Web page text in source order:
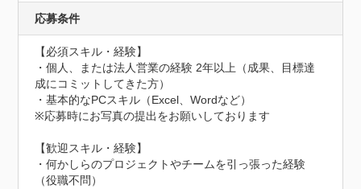
応募条件
【必須スキル・経験】
・個人、または法人営業の経験 2年以上（成果、目標達
成にコミットしてきた方）
・基本的なPCスキル（Excel、Wordなど）
※応募時にお写真の提出をお願いしております
【歓迎スキル・経験】
・何かしらのプロジェクトやチームを引っ張った経験
（役職不問）